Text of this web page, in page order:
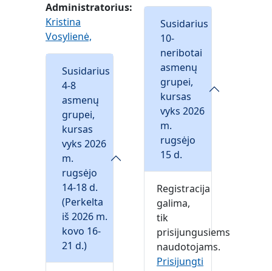
Administratorius:
Kristina
Vosylienė,
Susidarius
4-8
asmenų
grupei,
kursas
vyks 2026
m.
rugsėjo
14-18 d.
(Perkelta
iš 2026 m.
kovo 16-
21 d.)
Susidarius
10-
neribotai
asmenų
grupei,
kursas
vyks 2026
m.
rugsėjo
15 d.
Registracija
galima,
tik
prisijungusiems
naudotojams.
Prisijungti